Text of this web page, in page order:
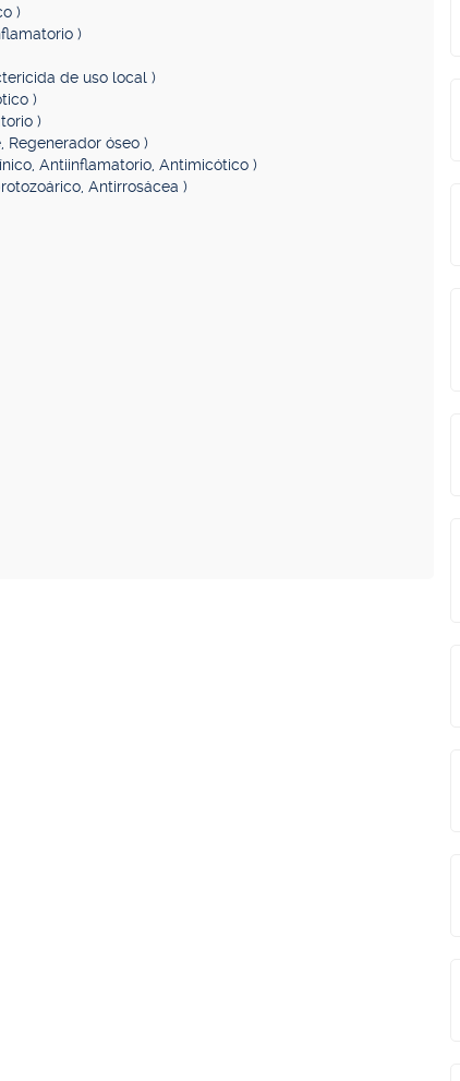
)
)
de uso local )
)
)
Regenerador óseo )
Antiinflamatorio, Antimicótico )
Antirrosácea )